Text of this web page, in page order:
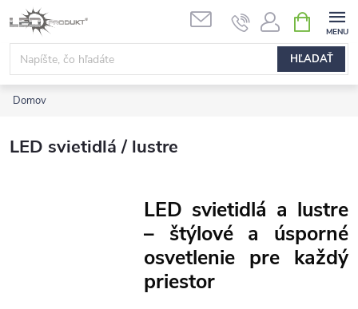
Prejsť
na
obsah
HĽADAŤ
KOŠÍK
Domov
LED svietidlá / lustre
LED svietidlá a lustre
– štýlové a úsporné
osvetlenie pre každý
priestor